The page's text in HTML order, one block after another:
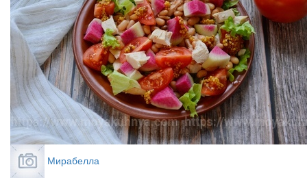
Мирабелла